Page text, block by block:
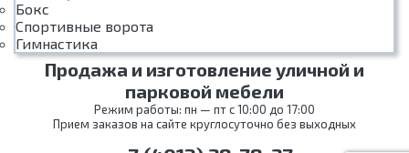
Бокс
Спортивные ворота
Гимнастика
Продажа и изготовление уличной и
парковой мебели
Режим работы: пн — пт с 10:00 до 17:00
Прием заказов на сайте круглосуточно без выходных